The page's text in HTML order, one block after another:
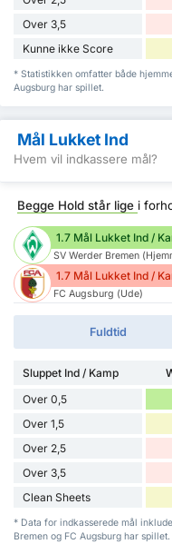
Over 3,5
Kunne ikke Score
* Statistikken omfatter både
Augsburg har spillet.
Mål Lukket Ind
Hvem vil indkassere mål?
Begge Hold står lige i
1.7 Mål Lukket Ind /
SV Werder Bremen
1.7 Mål Lukket Ind /
FC Augsburg (Ude)
Fuldtid
Sluppet Ind / Kamp
Over 0,5
Over 1,5
Over 2,5
Over 3,5
Clean Sheets
* Data for indkasserede mål
Bremen og FC Augsburg har spillet.